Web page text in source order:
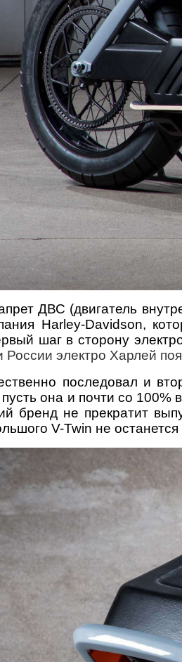
ДВС (двигатель
Harley-Davidson,
шаг в сторону
электро Харлей
последовал и
она и почти со 100%
бренд не прекратит
V-Twin не